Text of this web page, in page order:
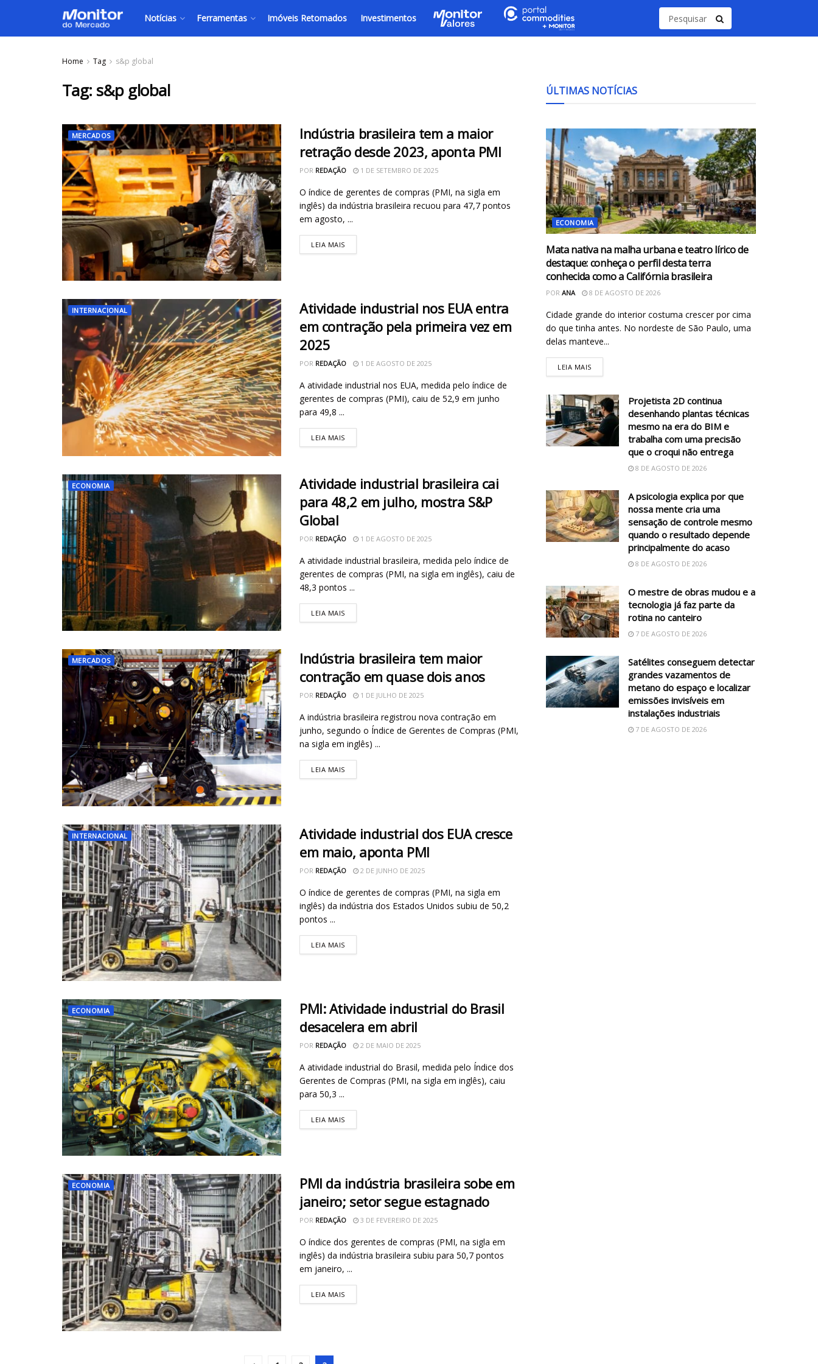
Notícias Ferramentas Imóveis Retomados Investimentos
Home Tag s&p global
Tag: s&p global
MERCADOS
Indústria brasileira tem a maior
retração desde 2023, aponta PMI
POR REDAÇÃO 1 DE SETEMBRO DE 2025
O índice de gerentes de compras (PMI, na sigla em
inglês) da indústria brasileira recuou para 47,7 pontos
em agosto, ...
LEIA MAIS
INTERNACIONAL
Atividade industrial nos EUA entra
em contração pela primeira vez em
2025
POR REDAÇÃO 1 DE AGOSTO DE 2025
A atividade industrial nos EUA, medida pelo índice de
gerentes de compras (PMI), caiu de 52,9 em junho
para 49,8 ...
LEIA MAIS
ECONOMIA
Atividade industrial brasileira cai
para 48,2 em julho, mostra S&P
Global
POR REDAÇÃO 1 DE AGOSTO DE 2025
A atividade industrial brasileira, medida pelo índice de
gerentes de compras (PMI, na sigla em inglês), caiu de
48,3 pontos ...
LEIA MAIS
MERCADOS
Indústria brasileira tem maior
contração em quase dois anos
POR REDAÇÃO 1 DE JULHO DE 2025
A indústria brasileira registrou nova contração em
junho, segundo o Índice de Gerentes de Compras (PMI,
na sigla em inglês) ...
LEIA MAIS
INTERNACIONAL
Atividade industrial dos EUA cresce
em maio, aponta PMI
POR REDAÇÃO 2 DE JUNHO DE 2025
O índice de gerentes de compras (PMI, na sigla em
inglês) da indústria dos Estados Unidos subiu de 50,2
pontos ...
LEIA MAIS
ECONOMIA
PMI: Atividade industrial do Brasil
desacelera em abril
POR REDAÇÃO 2 DE MAIO DE 2025
A atividade industrial do Brasil, medida pelo Índice dos
Gerentes de Compras (PMI, na sigla em inglês), caiu
para 50,3 ...
LEIA MAIS
ECONOMIA
PMI da indústria brasileira sobe em
janeiro; setor segue estagnado
POR REDAÇÃO 3 DE FEVEREIRO DE 2025
O índice dos gerentes de compras (PMI, na sigla em
inglês) da indústria brasileira subiu para 50,7 pontos
em janeiro, ...
LEIA MAIS
ÚLTIMAS NOTÍCIAS
ECONOMIA
Mata nativa na malha urbana e teatro lírico de
destaque: conheça o perfil desta terra
conhecida como a Califórnia brasileira
POR ANA 8 DE AGOSTO DE 2026
Cidade grande do interior costuma crescer por cima
do que tinha antes. No nordeste de São Paulo, uma
delas manteve...
LEIA MAIS
Projetista 2D continua
desenhando plantas técnicas
mesmo na era do BIM e
trabalha com uma precisão
que o croqui não entrega
8 DE AGOSTO DE 2026
A psicologia explica por que
nossa mente cria uma
sensação de controle mesmo
quando o resultado depende
principalmente do acaso
8 DE AGOSTO DE 2026
O mestre de obras mudou e a
tecnologia já faz parte da
rotina no canteiro
7 DE AGOSTO DE 2026
Satélites conseguem detectar
grandes vazamentos de
metano do espaço e localizar
emissões invisíveis em
instalações industriais
7 DE AGOSTO DE 2026